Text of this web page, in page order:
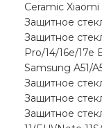
Ceramic
Защитное
Защитное
Pro/14/16e/17e
Samsung A51/
Защитное
Защитное
Защитное